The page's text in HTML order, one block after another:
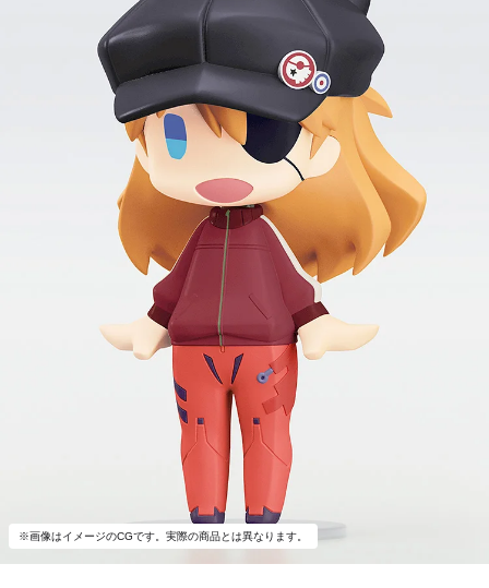
※画像はイメージのCGです。実際の商品とは異なります。